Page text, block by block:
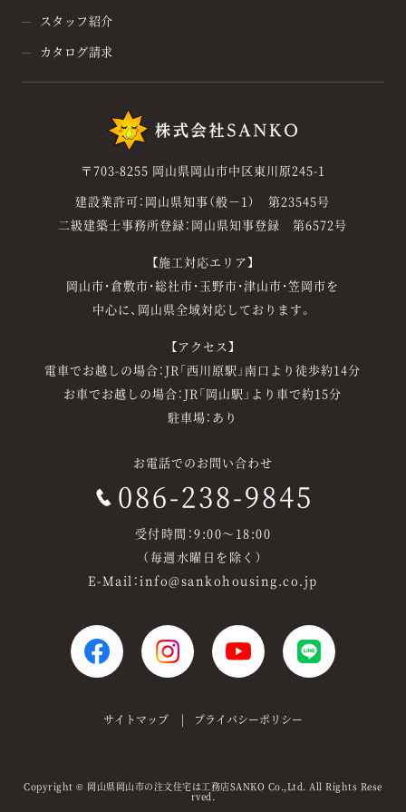
スタッフ紹介
カタログ請求
〒703-8255 岡山県岡山市中区東川原245-1
建設業許可：岡山県知事（般－1） 第23545号
二級建築士事務所登録：岡山県知事登録 第6572号
【施工対応エリア】
岡山市・倉敷市・総社市・玉野市・津山市・笠岡市を
中心に、岡山県全域対応しております。
【アクセス】
電車でお越しの場合：JR「西川原駅」南口より徒歩約14分
お車でお越しの場合：JR「岡山駅」より車で約15分
駐車場：あり
お電話でのお問い合わせ
086-238-9845
受付時間：9:00～18:00
（毎週水曜日を除く）
E-Mail：info@sankohousing.co.jp
サイトマップ プライバシーポリシー
Copyright© 岡山県岡山市の注文住宅は工務店SANKO Co.,Ltd. All Rights Rese
rved.